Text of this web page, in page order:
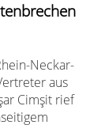
Neckar-
aus
Cimşit rief